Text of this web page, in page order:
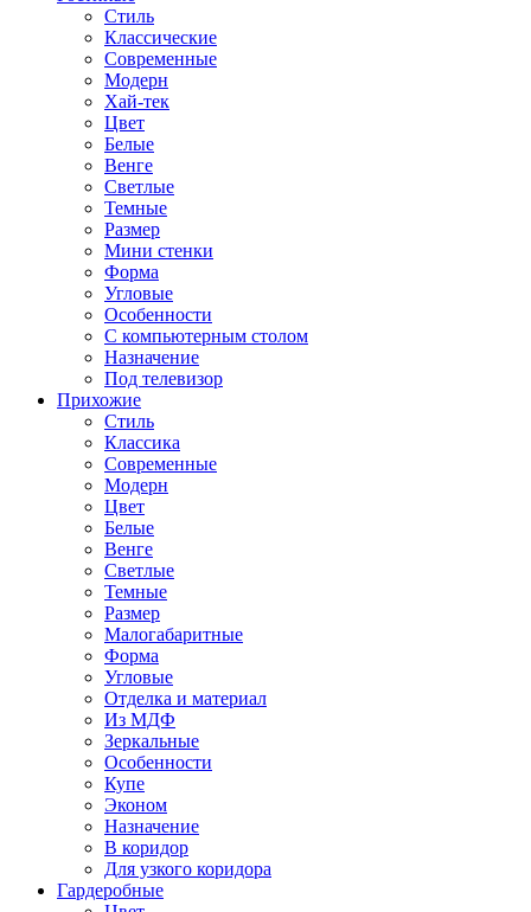
Стиль
Классические
Современные
Модерн
Хай-тек
Цвет
Белые
Венге
Светлые
Темные
Размер
Мини стенки
Форма
Угловые
Особенности
С компьютерным столом
Назначение
Под телевизор
Прихожие
Стиль
Классика
Современные
Модерн
Цвет
Белые
Венге
Светлые
Темные
Размер
Малогабаритные
Форма
Угловые
Отделка и материал
Из МДФ
Зеркальные
Особенности
Купе
Эконом
Назначение
В коридор
Для узкого коридора
Гардеробные